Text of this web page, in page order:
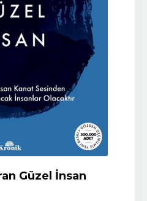
Güzel İnsan